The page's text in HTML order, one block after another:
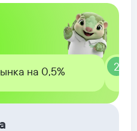
на 0,5% 2